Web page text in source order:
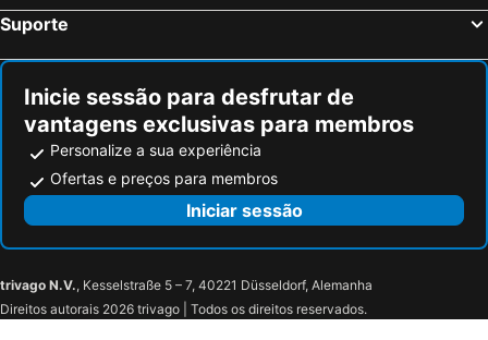
Suporte
Inicie sessão para desfrutar de
vantagens exclusivas para membros
Personalize a sua experiência
Ofertas e preços para membros
Iniciar sessão
trivago N.V., Kesselstraße 5 – 7, 40221 Düsseldorf, Alemanha
Direitos autorais 2026 trivago | Todos os direitos reservados.